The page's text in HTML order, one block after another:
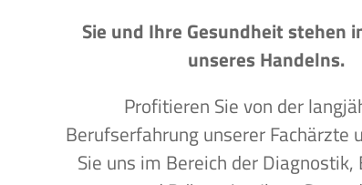
Sie und Ihre Gesundheit stehen
unseres Handelns.
Profitieren Sie von der
Berufserfahrung unserer Fachärzte
Sie uns im Bereich der Diagnostik,